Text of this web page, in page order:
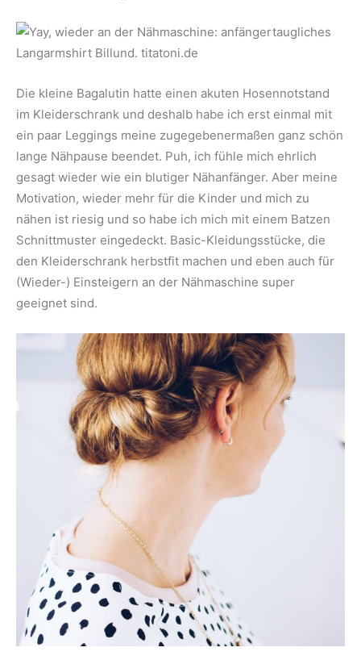
Die kleine Bagalutin hatte einen akuten Hosennotstand
im Kleiderschrank und deshalb habe ich erst einmal mit
ein paar Leggings meine zugegebenermaßen ganz schön
lange Nähpause beendet. Puh, ich fühle mich ehrlich
gesagt wieder wie ein blutiger Nähanfänger. Aber meine
Motivation, wieder mehr für die Kinder und mich zu
nähen ist riesig und so habe ich mich mit einem Batzen
Schnittmuster eingedeckt. Basic-Kleidungsstücke, die
den Kleiderschrank herbstfit machen und eben auch für
(Wieder-) Einsteigern an der Nähmaschine super
geeignet sind.